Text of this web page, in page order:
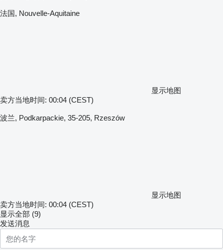
法国, Nouvelle-Aquitaine
显示地图
卖方当地时间: 00:04 (CEST)
波兰, Podkarpackie, 35-205, Rzeszów
显示地图
卖方当地时间: 00:04 (CEST)
显示全部 (9)
发送消息